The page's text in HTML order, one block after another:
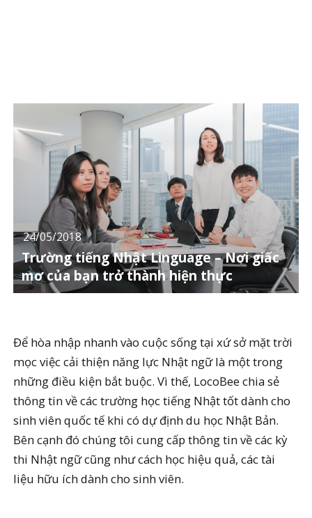
24/05/2018
Trường tiếng Nhật Linguage – Nơi giấc
mơ của bạn trở thành hiện thực
Để hòa nhập nhanh vào cuộc sống tại xứ sở mặt trời
mọc việc cải thiện năng lực Nhật ngữ là một trong
những điều kiện bắt buộc. Vì thế, LocoBee chia sẻ
thông tin về các trường học tiếng Nhật tốt dành cho
sinh viên quốc tế khi có dự định du học Nhật Bản.
Bên cạnh đó chúng tôi cung cấp thông tin về các kỳ
thi Nhật ngữ cũng như cách học hiệu quả, các tài
liệu hữu ích dành cho sinh viên.